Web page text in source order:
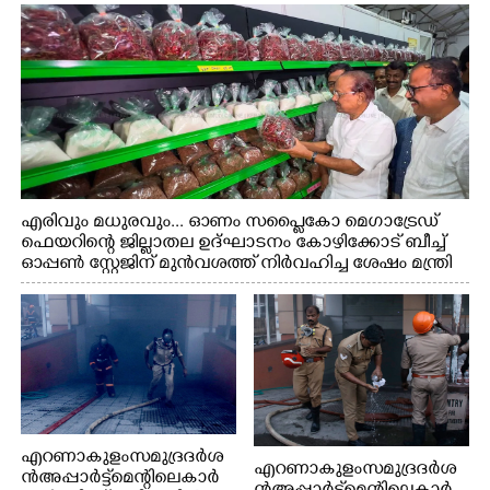
എരിവും മധുരവും... ഓണം സപ്ലൈകോ മെഗാട്രേഡ്
ഫെയറിന്റെ ജില്ലാതല ഉദ്ഘാടനം കോഴിക്കോട് ബീച്ച്
ഓപ്പണ്‍ സ്റ്റേജിന് മുന്‍വശത്ത് നിര്‍വഹിച്ച ശേഷം മന്ത്രി
പി.കെ.കുഞ്ഞാലിക്കുട്ടി സ്റ്റാളുകള്‍ സന്ദര്‍ശിക്കുന്നു..
എറണാകുളം സമുദ്ര ദർശ
ൻ അപ്പാർട്ട്മെന്റിലെ കാർ
എറണാകുളം സമുദ്ര ദർശ